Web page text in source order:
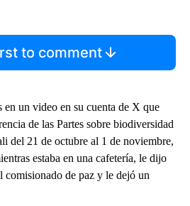
to comment
un video en su cuenta de X que
de las Partes sobre biodiversidad
del 21 de octubre al 1 de noviembre,
estaba en una cafetería, le dijo
comisionado de paz y le dejó un